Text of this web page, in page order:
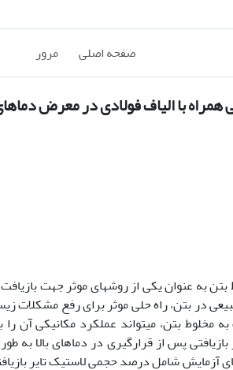
صفحه اصلی مرور
با الیاف فولادی در معرض
به عنوان یکی از روش­های موثر جهت بازیافت
در بتن، راه حلی موثر برای رفع مشکلات
بتن، می‏تواند عملکرد مکانیکی آن را
پس از قرارگیری در دماهای بالا به